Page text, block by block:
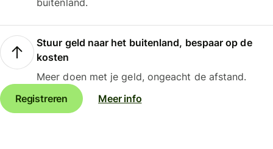
buitenland.
Stuur geld naar het buitenland, bespaar op de
kosten
Meer doen met je geld, ongeacht de afstand.
Registreren
Meer info